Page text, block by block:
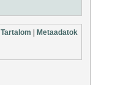
Tartalom Metaadatok